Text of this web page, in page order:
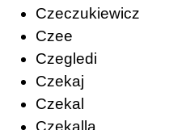
Czeczukiewicz
Czee
Czegledi
Czekaj
Czekal
Czekalla